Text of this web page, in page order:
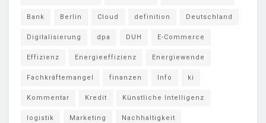
Bank Berlin Cloud definition Deutschland
Digitalisierung dpa DUH E-Commerce
Effizienz Energieeffizienz Energiewende
Fachkräftemangel finanzen Info ki
Kommentar Kredit Künstliche Intelligenz
logistik Marketing Nachhaltigkeit